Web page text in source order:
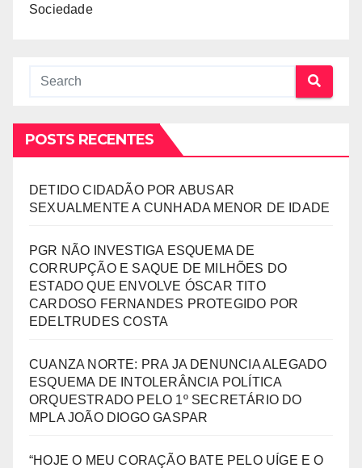
Sociedade
POSTS RECENTES
DETIDO CIDADÃO POR ABUSAR
SEXUALMENTE A CUNHADA MENOR DE IDADE
PGR NÃO INVESTIGA ESQUEMA DE
CORRUPÇÃO E SAQUE DE MILHÕES DO
ESTADO QUE ENVOLVE ÓSCAR TITO
CARDOSO FERNANDES PROTEGIDO POR
EDELTRUDES COSTA
CUANZA NORTE: PRA JA DENUNCIA ALEGADO
ESQUEMA DE INTOLERÂNCIA POLÍTICA
ORQUESTRADO PELO 1º SECRETÁRIO DO
MPLA JOÃO DIOGO GASPAR
“HOJE O MEU CORAÇÃO BATE PELO UÍGE E O